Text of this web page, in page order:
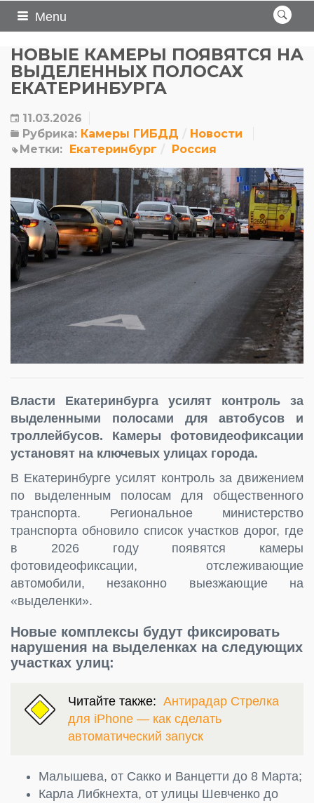
Menu
НОВЫЕ КАМЕРЫ ПОЯВЯТСЯ НА
ВЫДЕЛЕННЫХ ПОЛОСАХ
ЕКАТЕРИНБУРГА
11.03.2026
Рубрика: Камеры ГИБДД
Новости
Метки: Екатеринбург Россия
Власти Екатеринбурга усилят контроль за
выделенными полосами для автобусов и
троллейбусов. Камеры фотовидеофиксации
установят на ключевых улицах города.
В Екатеринбурге усилят контроль за движением
по выделенным полосам для общественного
транспорта. Региональное министерство
транспорта обновило список участков дорог, где
в 2026 году появятся камеры
фотовидеофиксации, отслеживающие
автомобили, незаконно выезжающие на
«выделенки».
Новые комплексы будут фиксировать
нарушения на выделенках на следующих
участках улиц:
Читайте также: Антирадар Стрелка
для iPhone — как сделать
автоматический запуск
Малышева, от Сакко и Ванцетти до 8 Марта;
Карла Либкнехта, от улицы Шевченко до